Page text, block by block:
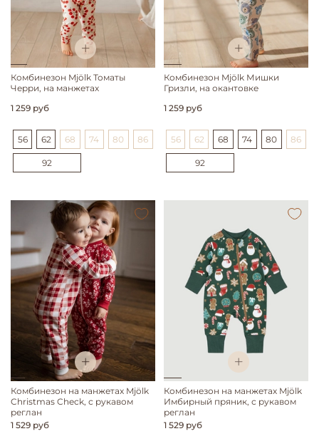
Комбинезон Mjölk Томаты
Черри, на манжетах
1 259 руб
56 62 68 74 80 86
92
Комбинезон Mjölk Мишки
Гризли, на окантовке
1 259 руб
56 62 68 74 80 86
92
Комбинезон на манжетах Mjölk
Christmas Check, с рукавом
реглан
1 529 руб
Комбинезон на манжетах Mjölk
Имбирный пряник, с рукавом
реглан
1 529 руб